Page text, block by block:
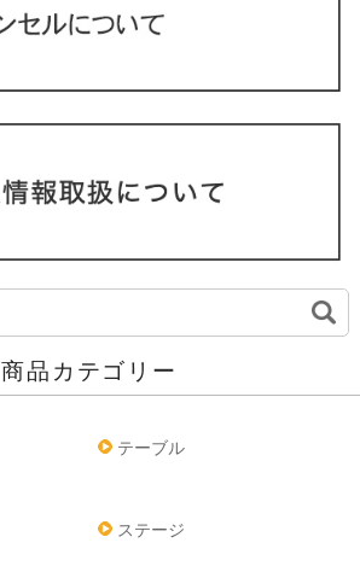
商品カテゴリー
テーブル
ステージ